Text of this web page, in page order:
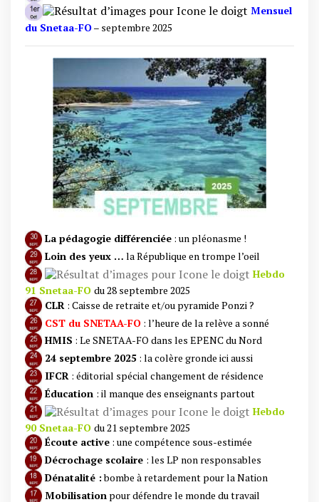
Mensuel
du Snetaa-FO– septembre 2025
La pédagogie différenciée : un pléonasme !
Loin des yeux … la République en trompe l’oeil
Hebdo
91 Snetaa-FO du 28 septembre 2025
CLR : Caisse de retraite et/ou pyramide Ponzi ?
CST du SNETAA-FO : l’heure de la relève a sonné
HMIS : Le SNETAA-FO dans les EPENC du Nord
24 septembre 2025 : la colère gronde ici aussi
IFCR : éditorial spécial changement de résidence
Éducation : il manque des enseignants partout
Hebdo
90 Snetaa-FO du 21 septembre 2025
Écoute active : une compétence sous-estimée
Décrochage scolaire : les LP non responsables
Dénatalité :bombe à retardement pour la Nation
Mobilisation pour défendre le monde du travail